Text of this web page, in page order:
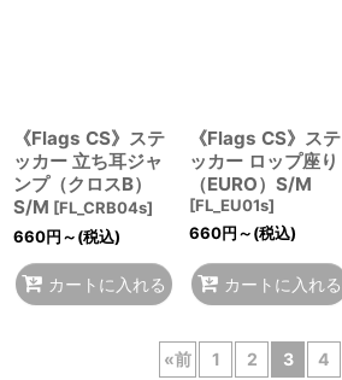
《Flags CS》ステ
ッカー 立ち耳ジャ
ンプ（クロスB）
S/M [FL_CRB04s]
660円～(税込)
カートに入れる
《Flags CS》ステ
ッカー ロップ座り
（EURO）S/M
[FL_EU01s]
660円～(税込)
カートに入れる
«前 1 2 3 4